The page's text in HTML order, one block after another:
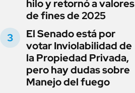
hilo y retornó a valores
de fines de 2025
El Senado está por
votar Inviolabilidad de
la Propiedad Privada,
pero hay dudas sobre
Manejo del fuego